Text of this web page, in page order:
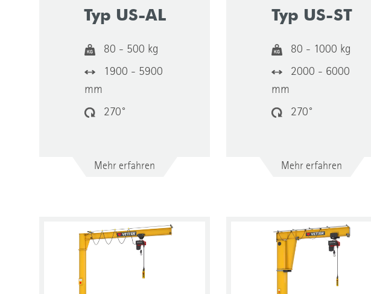
Typ US-AL
80 - 500 kg
1900 - 5900
mm
270°
Mehr erfahren
Typ US-ST
80 - 1000 kg
2000 - 6000
mm
270°
Mehr erfahren